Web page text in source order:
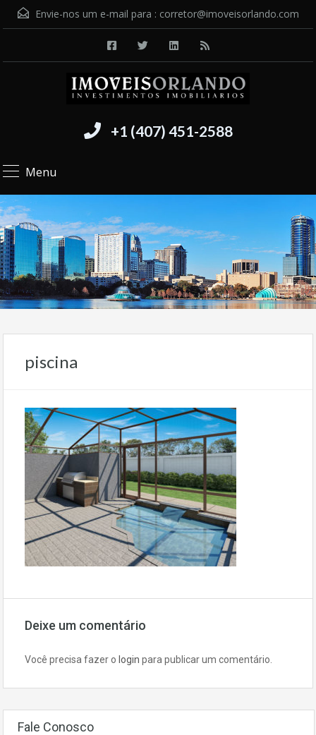
Envie-nos um e-mail para : corretor@imoveisorlando.com
+1 (407) 451-2588
Menu
piscina
Deixe um comentário
Você precisa fazer o login para publicar um comentário.
Fale Conosco